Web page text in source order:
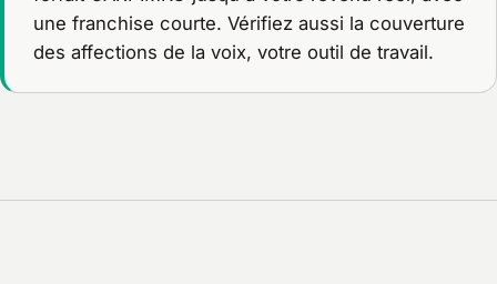
une franchise courte. Vérifiez aussi la couverture
des affections de la voix, votre outil de travail.